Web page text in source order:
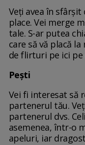
Veți avea în sfârșit
place. Vei merge
tale. S-ar putea
care să vă placă
de flirturi pe ici pe
Pești
Vei fi interesat să
partenerul tău.
partenerul dvs.
asemenea, într-o
apeluri, iar